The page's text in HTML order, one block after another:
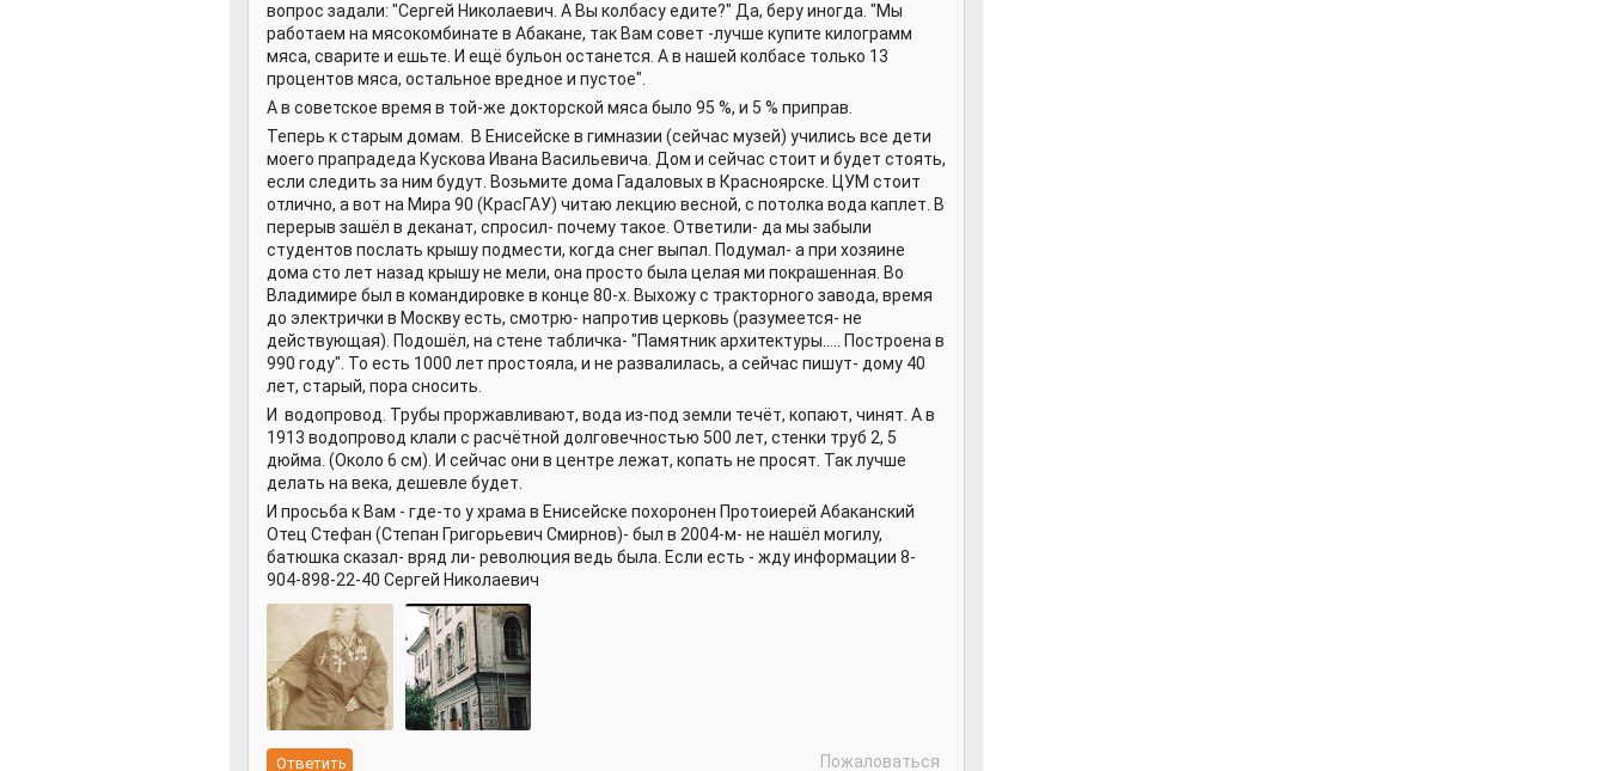
вопрос задали: "Сергей Николаевич. А Вы колбасу едите?" Да, беру иногда. "Мы
работаем на мясокомбинате в Абакане, так Вам совет -лучше купите килограмм
мяса, сварите и ешьте. И ещё бульон останется. А в нашей колбасе только 13
процентов мяса, остальное вредное и пустое".
А в советское время в той-же докторской мяса было 95 %, и 5 % приправ.
Теперь к старым домам. В Енисейске в гимназии (сейчас музей) учились все дети
моего прапрадеда Кускова Ивана Васильевича. Дом и сейчас стоит и будет стоять,
если следить за ним будут. Возьмите дома Гадаловых в Красноярске. ЦУМ стоит
отлично, а вот на Мира 90 (КрасГАУ) читаю лекцию весной, с потолка вода каплет. В
перерыв зашёл в деканат, спросил- почему такое. Ответили- да мы забыли
студентов послать крышу подмести, когда снег выпал. Подумал- а при хозяине
дома сто лет назад крышу не мели, она просто была целая ми покрашенная. Во
Владимире был в командировке в конце 80-х. Выхожу с тракторного завода, время
до электрички в Москву есть, смотрю- напротив церковь (разумеется- не
действующая). Подошёл, на стене табличка- "Памятник архитектуры..... Построена в
990 году". То есть 1000 лет простояла, и не развалилась, а сейчас пишут- дому 40
лет, старый, пора сносить.
И водопровод. Трубы проржавливают, вода из-под земли течёт, копают, чинят. А в
1913 водопровод клали с расчётной долговечностью 500 лет, стенки труб 2, 5
дюйма. (Около 6 см). И сейчас они в центре лежат, копать не просят. Так лучше
делать на века, дешевле будет.
И просьба к Вам - где-то у храма в Енисейске похоронен Протоиерей Абаканский
Отец Стефан (Степан Григорьевич Смирнов)- был в 2004-м- не нашёл могилу,
батюшка сказал- вряд ли- революция ведь была. Если есть - жду информации 8-
904-898-22-40 Сергей Николаевич
Пожаловаться